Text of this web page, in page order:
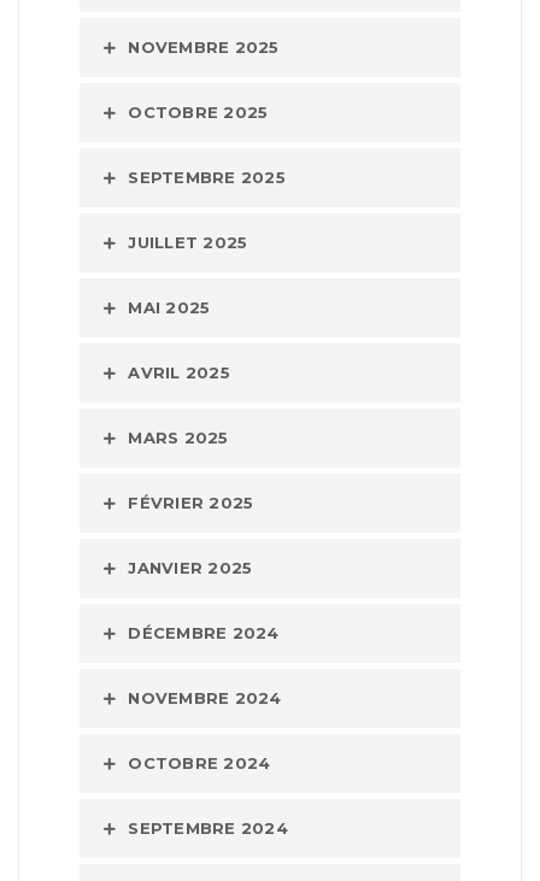
NOVEMBRE 2025
OCTOBRE 2025
SEPTEMBRE 2025
JUILLET 2025
MAI 2025
AVRIL 2025
MARS 2025
FÉVRIER 2025
JANVIER 2025
DÉCEMBRE 2024
NOVEMBRE 2024
OCTOBRE 2024
SEPTEMBRE 2024